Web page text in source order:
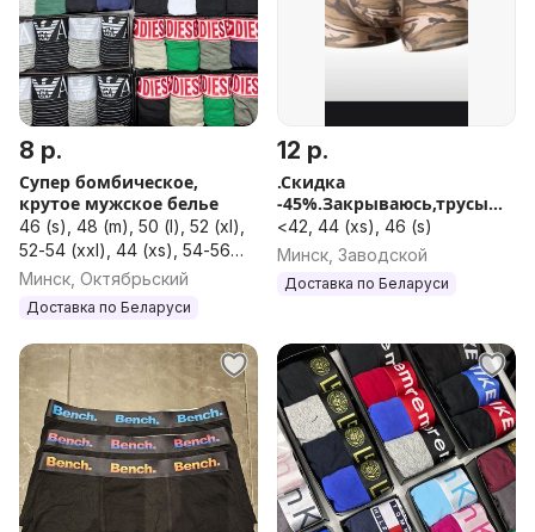
8 р.
Супер бомбическое,
крутое мужское белье
46 (s), 48 (m), 50 (l), 52 (xl),
52-54 (xxl), 44 (xs), 54-56
(xxxl), 58, 60
Минск, Октябрьский
Доставка по Беларуси
12 р.
.Скидка
-45%.Закрываюсь,трусы
боксёры.
<42, 44 (xs), 46 (s)
Минск, Заводской
Доставка по Беларуси